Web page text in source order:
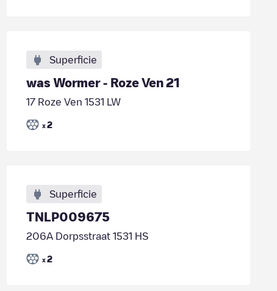
Superficie
was Wormer - Roze Ven 21
17 Roze Ven 1531 LW
x 2
Superficie
TNLP009675
206A Dorpsstraat 1531 HS
x 2